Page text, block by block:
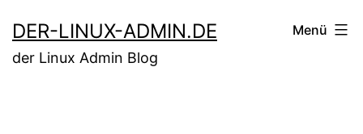
Inhalt
springen
DER-LINUX-ADMIN.DE
der Linux Admin Blog
Menü